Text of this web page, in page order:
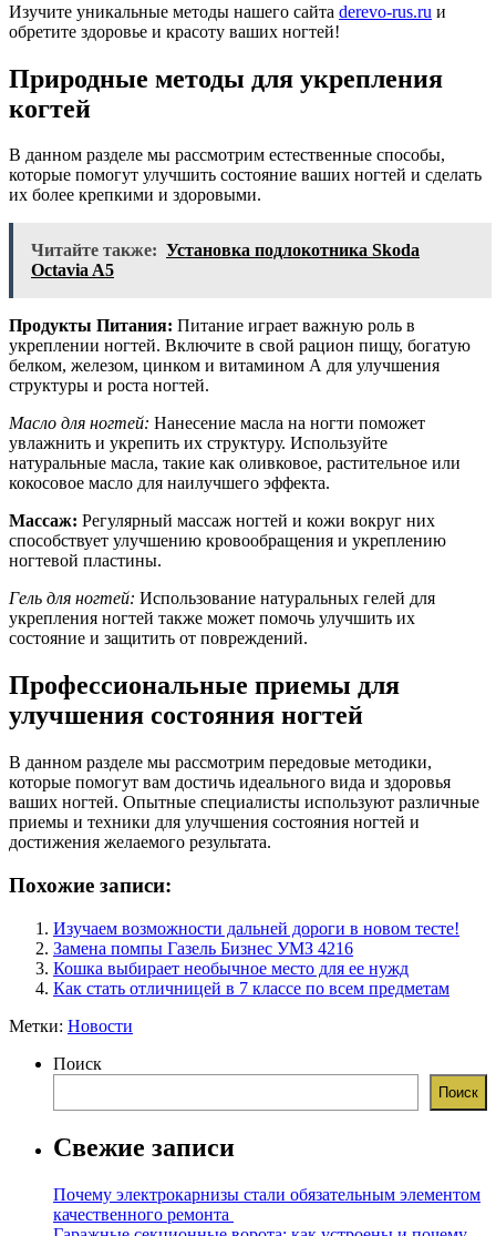
Изучите уникальные методы нашего сайта derevo-rus.ru и
обретите здоровье и красоту ваших ногтей!
Природные методы для укрепления
когтей
В данном разделе мы рассмотрим естественные способы,
которые помогут улучшить состояние ваших ногтей и сделать
их более крепкими и здоровыми.
Читайте также: Установка подлокотника Skoda
Octavia A5
Продукты Питания: Питание играет важную роль в
укреплении ногтей. Включите в свой рацион пищу, богатую
белком, железом, цинком и витамином А для улучшения
структуры и роста ногтей.
Масло для ногтей: Нанесение масла на ногти поможет
увлажнить и укрепить их структуру. Используйте
натуральные масла, такие как оливковое, растительное или
кокосовое масло для наилучшего эффекта.
Массаж: Регулярный массаж ногтей и кожи вокруг них
способствует улучшению кровообращения и укреплению
ногтевой пластины.
Гель для ногтей: Использование натуральных гелей для
укрепления ногтей также может помочь улучшить их
состояние и защитить от повреждений.
Профессиональные приемы для
улучшения состояния ногтей
В данном разделе мы рассмотрим передовые методики,
которые помогут вам достичь идеального вида и здоровья
ваших ногтей. Опытные специалисты используют различные
приемы и техники для улучшения состояния ногтей и
достижения желаемого результата.
Похожие записи:
Изучаем возможности дальней дороги в новом тесте!
Замена помпы Газель Бизнес УМЗ 4216
Кошка выбирает необычное место для ее нужд
Как стать отличницей в 7 классе по всем предметам
Метки: Новости
Поиск
Поиск
Свежие записи
Почему электрокарнизы стали обязательным элементом
качественного ремонта